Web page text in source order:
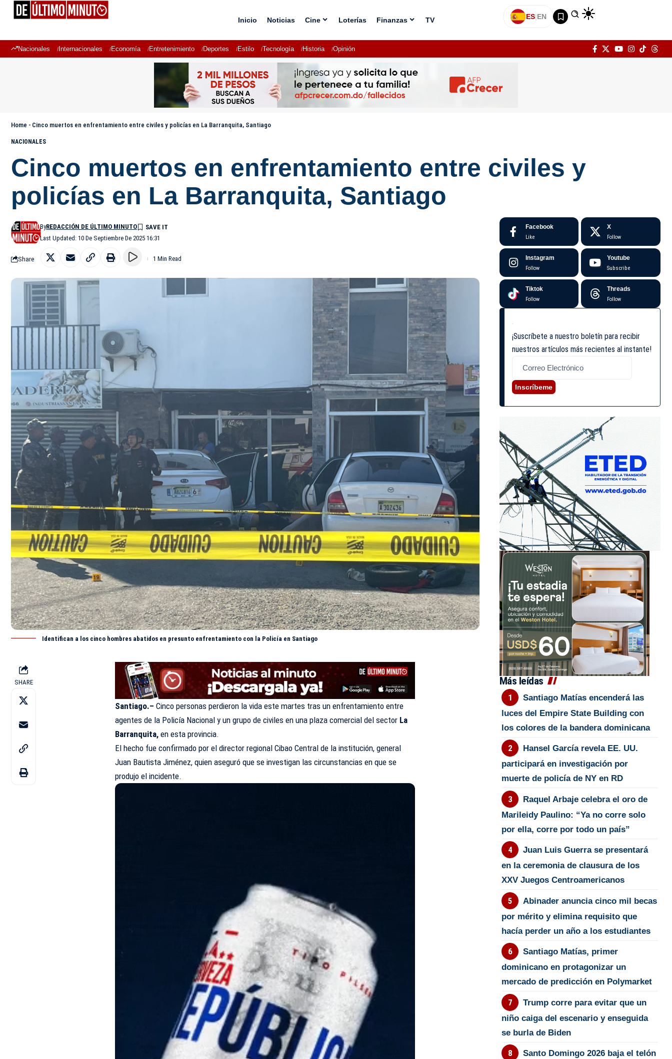
Inicio Noticias Cine Loterías Finanzas TV ES|EN
Nacionales Internacionales Economía Entretenimiento Deportes Estilo Tecnología Historia Opinión
Home - Cinco muertos en enfrentamiento entre civiles y policías en La Barranquita, Santiago
NACIONALES
Cinco muertos en enfrentamiento entre civiles y
policías en La Barranquita, Santiago
Last Updated: 10 De Septiembre De 2025 16:31
ByREDACCIÓN DE ÚLTIMO MINUTO
Share 1 Min Read
Identifican a los cinco hombres abatidos en presunto enfrentamiento con la Policía en Santiago
SHARE
Santiago.– Cinco personas perdieron la vida este martes tras un enfrentamiento entre
agentes de la Policía Nacional y un grupo de civiles en una plaza comercial del sector La
Barranquita, en esta provincia.
El hecho fue confirmado por el director regional Cibao Central de la institución, general
Juan Bautista Jiménez, quien aseguró que se investigan las circunstancias en que se
produjo el incidente.
Facebook
Like
X
Follow
Instagram
Follow
Youtube
Subscribe
Tiktok
Follow
Threads
Follow
¡Suscríbete a nuestro boletín para recibir
nuestros artículos más recientes al instante!
Inscríbeme
Más leídas
Santiago Matías encenderá las
luces del Empire State Building con
los colores de la bandera dominicana
Hansel García revela EE. UU.
participará en investigación por
muerte de policía de NY en RD
Raquel Arbaje celebra el oro de
Marileidy Paulino: “Ya no corre solo
por ella, corre por todo un país”
Juan Luis Guerra se presentará
en la ceremonia de clausura de los
XXV Juegos Centroamericanos
Abinader anuncia cinco mil becas
por mérito y elimina requisito que
hacía perder un año a los estudiantes
Santiago Matías, primer
dominicano en protagonizar un
mercado de predicción en Polymarket
Trump corre para evitar que un
niño caiga del escenario y enseguida
se burla de Biden
Santo Domingo 2026 baja el telón